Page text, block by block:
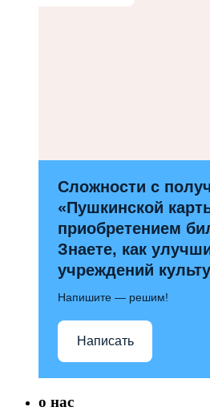
Сложности с
«Пушкинской
приобретением
Знаете, как
учреждений
Напишите — решим!
Написать
о нас